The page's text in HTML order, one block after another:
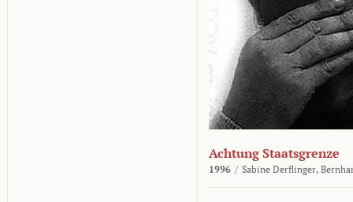
Achtung Staatsgrenze
1996 / Sabine Derflinger,